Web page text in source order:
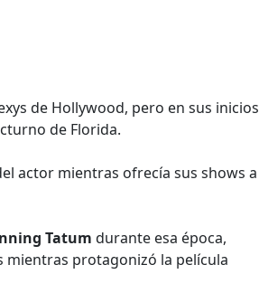
de Hollywood, pero en sus inicios
de Florida.
actor mientras ofrecía sus shows a
Tatum durante esa época,
mientras protagonizó la película